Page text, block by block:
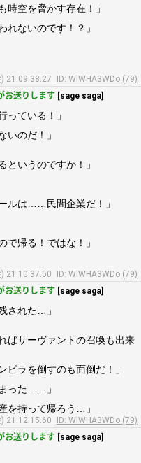
時空を脅かす存在！」
れないのです！？」
21:09:38.27
ID: WlWHA3WDo (79)
お送りします [sage saga]
っている！」
いのだ！」
というのですか！」
ルは……民間企業だ！」
で帰る！ではな！」
21:10:37.50
ID: WlWHA3WDo (79)
お送りします [sage saga]
された…」
ばサーヴァントの召喚も出来
ラを倒すのも面倒だ！」
った……」
を持って帰ろう…」
21:12:15.60
ID: WlWHA3WDo (79)
お送りします [sage saga]